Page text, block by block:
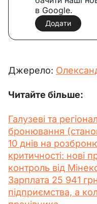
в Google.
Додати
Джерело:
Читайте більше:
Галузеві та
бронювання
10 днів на
критичності: нові
контроль від
Зарплата 25 941
підприємства, а